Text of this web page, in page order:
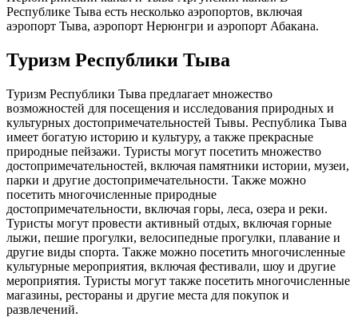
Республике Тыва есть несколько аэропортов, включая
аэропорт Тыва, аэропорт Нерюнгри и аэропорт Абакана.
Туризм Республики Тыва
Туризм Республики Тыва предлагает множество
возможностей для посещения и исследования природных и
культурных достопримечательностей Тывы. Республика Тыва
имеет богатую историю и культуру, а также прекрасные
природные пейзажи. Туристы могут посетить множество
достопримечательностей, включая памятники истории, музеи,
парки и другие достопримечательности. Также можно
посетить многочисленные природные
достопримечательности, включая горы, леса, озера и реки.
Туристы могут провести активный отдых, включая горные
лыжи, пешие прогулки, велосипедные прогулки, плавание и
другие виды спорта. Также можно посетить многочисленные
культурные мероприятия, включая фестивали, шоу и другие
мероприятия. Туристы могут также посетить многочисленные
магазины, рестораны и другие места для покупок и
развлечений.